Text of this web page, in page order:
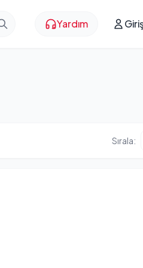
Yardım
Sırala: